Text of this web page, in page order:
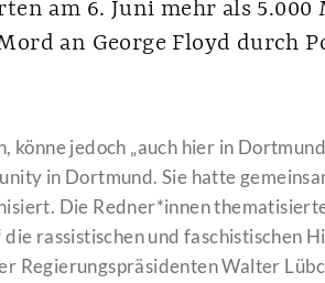
am 6. Juni mehr als 5.000
an George Floyd durch
könne jedoch „auch hier in
in Dortmund. Sie hatte
Die Redner*innen
die rassistischen und faschistischen
Regierungspräsidenten Walter